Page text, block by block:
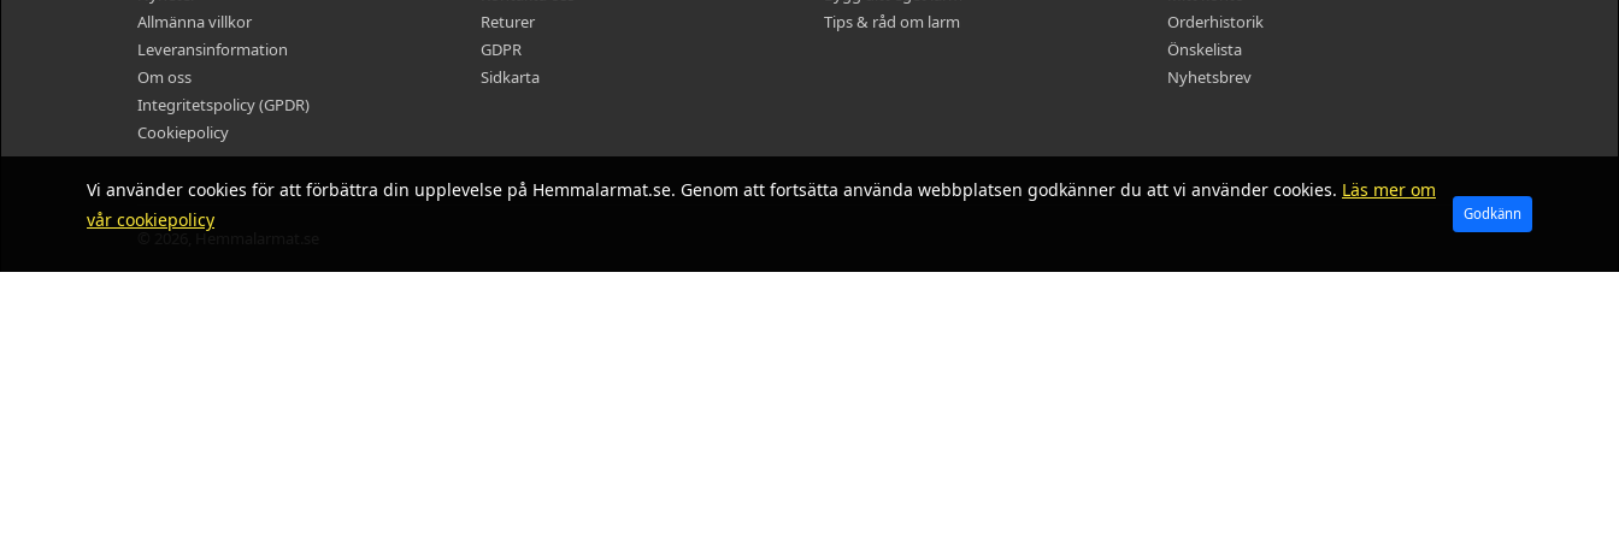
Vi använder cookies för att förbättra din upplevelse på Hemmalarmat.se. Genom att fortsätta använda webbplatsen godkänner du att vi använder cookies. Läs mer om
vår cookiepolicy
Godkänn
Allmänna villkor
Leveransinformation
Om oss
Integritetspolicy (GPDR)
Cookiepolicy
Returer
GDPR
Sidkarta
Tips & råd om larm
Orderhistorik
Önskelista
Nyhetsbrev
© 2026, Hemmalarmat.se